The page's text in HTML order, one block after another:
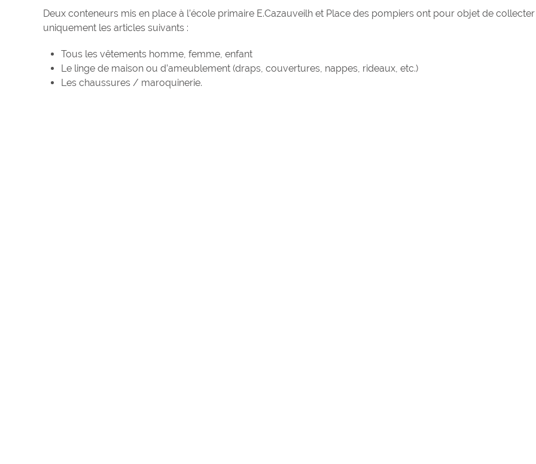
Deux conteneurs mis en place à l’école primaire E.Cazauveilh et Place des pompiers ont pour objet de collecter
uniquement les articles suivants :
Tous les vêtements homme, femme, enfant
Le linge de maison ou d’ameublement (draps, couvertures, nappes, rideaux, etc.)
Les chaussures / maroquinerie.